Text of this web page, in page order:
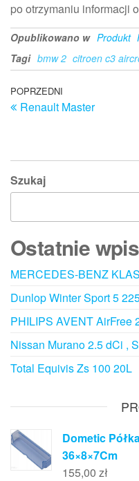
po otrzymaniu informacji
Opublikowano w Produkt
Tagi bmw 2 citroen c3
Nawigacja
wpisu
Poprzedni
wpis
POPRZEDNI
Renault Master
Szukaj
Ostatnie
MERCEDES-BENZ
Dunlop Winter Sport 5
PHILIPS AVENT AirFree
Nissan Murano 2.5 dCi ,
Total Equivis Zs 100 20L
Dometic
36×8×7Cm
155,00 zł